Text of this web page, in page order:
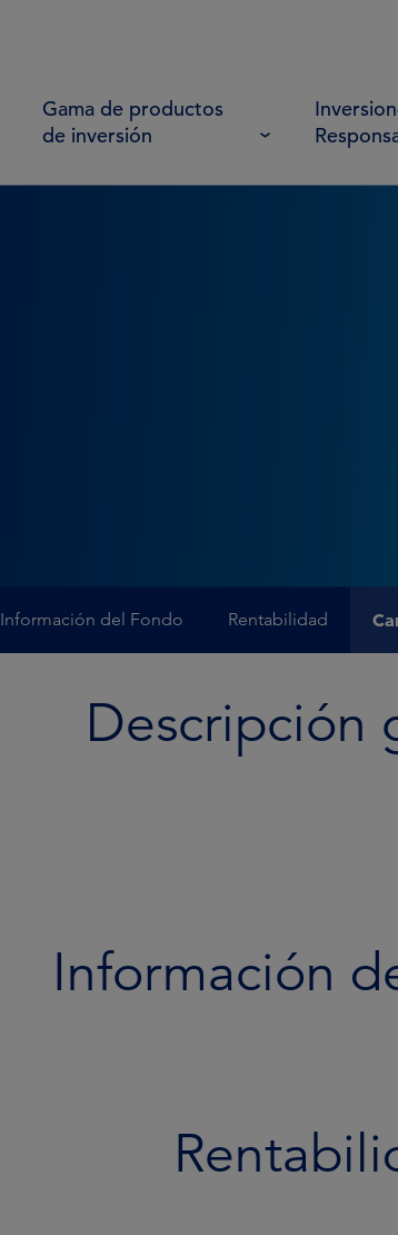
Gama de productos
de inversión
Información del Fondo Rentabilidad
Descripción
Información